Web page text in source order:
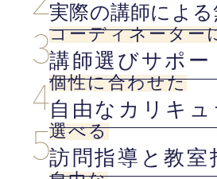
実際の講師によ
コーディネーター
講師選びサポー
個性に合わせた
自由なカリキュ
選べる
訪問指導と教室